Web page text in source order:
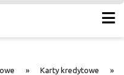
» Karty kredytowe »